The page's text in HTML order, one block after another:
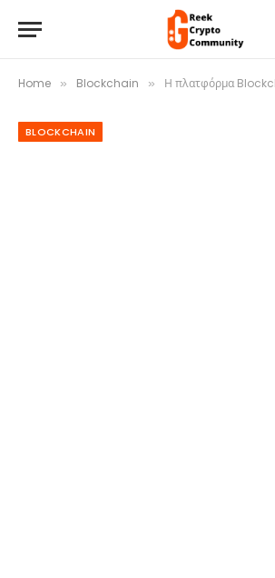
Home » Blockchain » Η πλατφόρμα Blockchain της Kaia αντιμετωπίζει
BLOCKCHAIN